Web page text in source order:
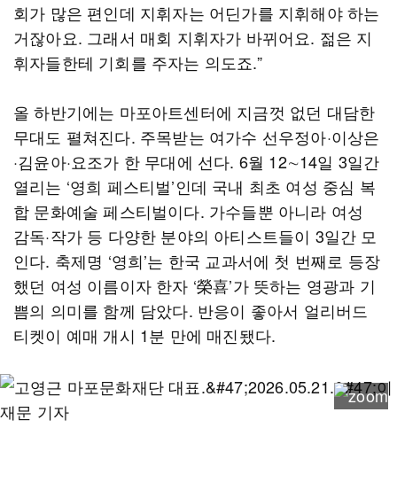
회가 많은 편인데 지휘자는 어딘가를 지휘해야 하는
거잖아요. 그래서 매회 지휘자가 바뀌어요. 젊은 지
휘자들한테 기회를 주자는 의도죠.”
올 하반기에는 마포아트센터에 지금껏 없던 대담한
무대도 펼쳐진다. 주목받는 여가수 선우정아·이상은
·김윤아·요조가 한 무대에 선다. 6월 12∼14일 3일간
열리는 ‘영희 페스티벌’인데 국내 최초 여성 중심 복
합 문화예술 페스티벌이다. 가수들뿐 아니라 여성
감독·작가 등 다양한 분야의 아티스트들이 3일간 모
인다. 축제명 ‘영희’는 한국 교과서에 첫 번째로 등장
했던 여성 이름이자 한자 ‘榮喜’가 뜻하는 영광과 기
쁨의 의미를 함께 담았다. 반응이 좋아서 얼리버드
티켓이 예매 개시 1분 만에 매진됐다.